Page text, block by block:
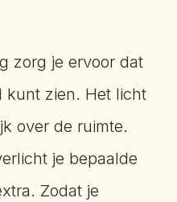
zorg je ervoor dat
kunt zien. Het licht
over de ruimte.
je bepaalde
Zodat je